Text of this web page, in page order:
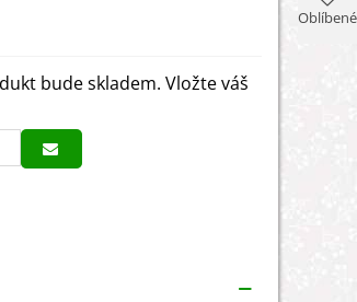
bude skladem. Vložte váš
Oblíbené